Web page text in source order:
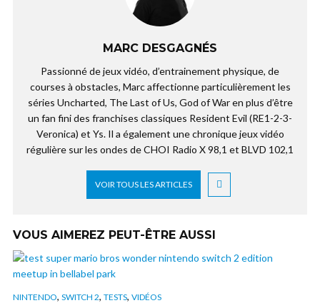
MARC DESGAGNÉS
Passionné de jeux vidéo, d’entrainement physique, de
courses à obstacles, Marc affectionne particulièrement les
séries Uncharted, The Last of Us, God of War en plus d’être
un fan fini des franchises classiques Resident Evil (RE1-2-3-
Veronica) et Ys. Il a également une chronique jeux vidéo
régulière sur les ondes de CHOI Radio X 98,1 et BLVD 102,1
VOIR TOUS LES ARTICLES
VOUS AIMEREZ PEUT-ÊTRE AUSSI
NINTENDO, SWITCH 2, TESTS, VIDÉOS